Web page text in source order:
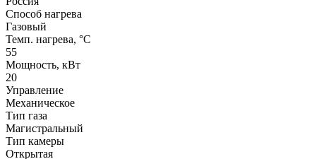
Способ нагрева
Газовый
Темп. нагрева, °С
55
Мощность, кВт
20
Управление
Механическое
Тип газа
Магистральный
Тип камеры
Открытая